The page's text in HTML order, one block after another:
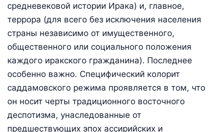
средневековой истории Ирака) и, главное,
террора (для всего без исключения населения
страны независимо от имущественного,
общественного или социального положения
каждого иракского гражданина). Последнее
особенно важно. Специфический колорит
саддамовского режима проявляется в том, что
он носит черты традиционного восточного
деспотизма, унаследованные от
предшествующих эпох ассирийских и